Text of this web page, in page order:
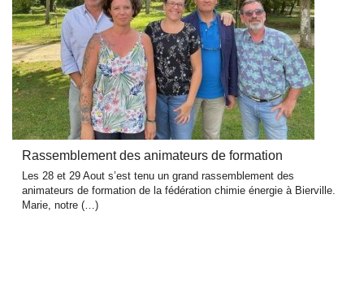
Rassemblement des animateurs de formation
Les 28 et 29 Aout s’est tenu un grand rassemblement des
animateurs de formation de la fédération chimie énergie à Bierville.
Marie, notre (…)